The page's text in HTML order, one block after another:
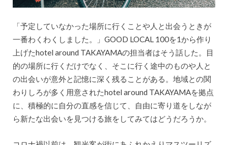
「予定していなかった場所に行くことや人と出会うときが
一番わくわくしました。」GOOD LOCAL 100を1から作り
上げたhotel around TAKAYAMAの担当者はそう話した。目
的の場所に行くだけでなく、そこに行く途中のものや人と
の出会いが意外と記憶に深く残ることがある。地域との関
わりしろが多く用意されたhotel around TAKAYAMAを拠点
に、積極的に自分の直感を信じて、自由に寄り道をしなが
ら新たな出会いを見つける旅をしてみてはどうだろうか。